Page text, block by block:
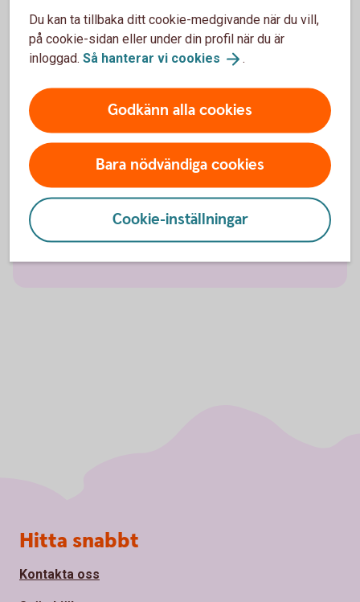
Pensionssparande
Sjukförsäkring företag
Olycksfallsförsäkring
Vårdförsäkring företag
Individuell livförsäkring
Du kan ta tillbaka ditt cookie-medgivande när du vill,
på cookie-sidan eller under din profil när du är
inloggad. Så hanterar vi cookies .
Godkänn alla cookies
Bara nödvändiga cookies
Cookie-inställningar
Sidfot
Hitta snabbt
Kontakta oss